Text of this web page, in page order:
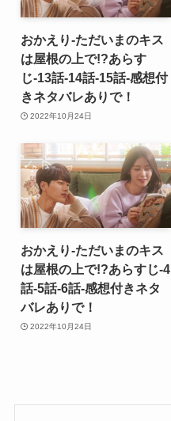
おかえり-ただいまのキス
は屋根の上で!?あらす
じ-13話-14話-15話-感想付
きネタバレありで！
2022年10月24日
おかえり-ただいまのキス
は屋根の上で!?あらすじ-4
話-5話-6話-感想付きネタ
バレありで！
2022年10月24日